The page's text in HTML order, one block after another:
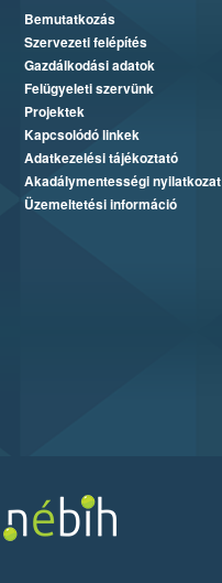
Bemutatkozás
Szervezeti felépítés
Gazdálkodási adatok
Felügyeleti szervünk
Projektek
Kapcsolódó linkek
Adatkezelési tájékoztató
Akadálymentességi nyilatkozat
Üzemeltetési információ